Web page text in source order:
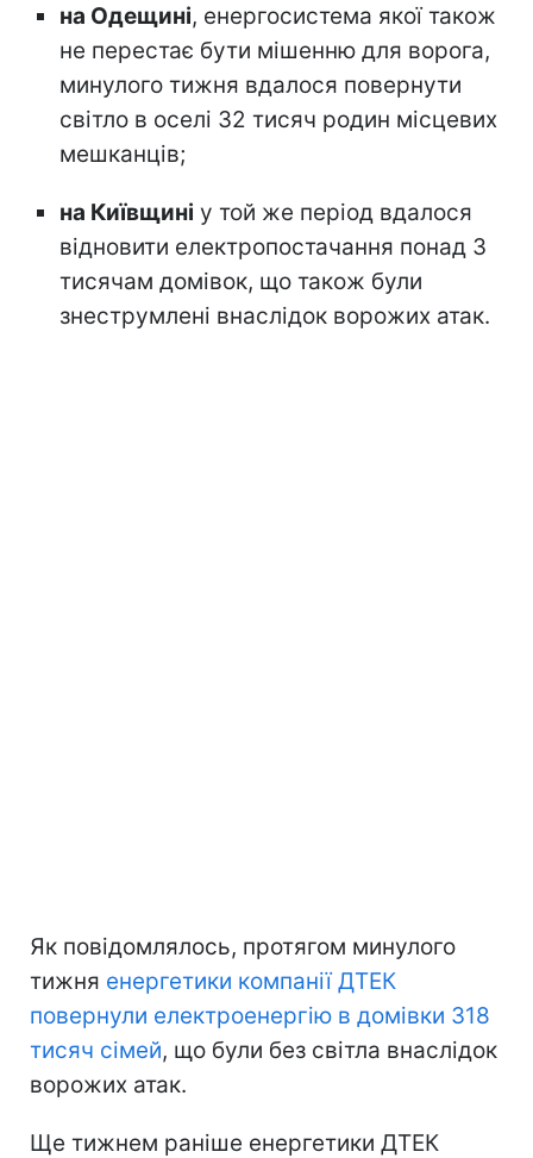
на Одещині, енергосистема якої також
не перестає бути мішенню для ворога,
минулого тижня вдалося повернути
світло в оселі 32 тисяч родин місцевих
мешканців;
на Київщині у той же період вдалося
відновити електропостачання понад 3
тисячам домівок, що також були
знеструмлені внаслідок ворожих атак.
Як повідомлялось, протягом минулого
тижня енергетики компанії ДТЕК
повернули електроенергію в домівки 318
тисяч сімей, що були без світла внаслідок
ворожих атак.
Ще тижнем раніше енергетики ДТЕК